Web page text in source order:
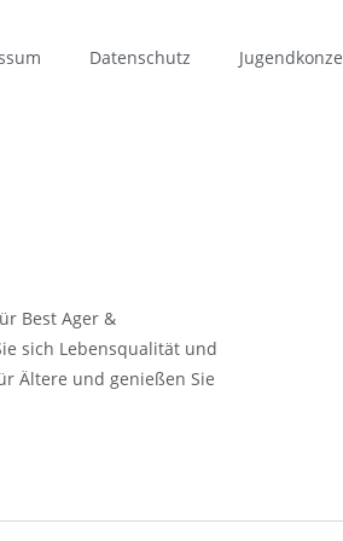
Datenschutz
Best Ager &
sich Lebensqualität und
Ältere und genießen Sie